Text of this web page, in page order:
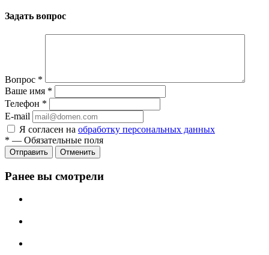
Задать вопрос
Вопрос *
Ваше имя *
Телефон *
E-mail
Я согласен на обработку персональных данных
* — Обязательные поля
Отменить
Ранее вы смотрели